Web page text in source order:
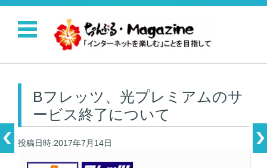
コンテンツに移動
Bフレッツ、光プレミアムのサ
ービス終了について
投稿日時:2017年7月14日